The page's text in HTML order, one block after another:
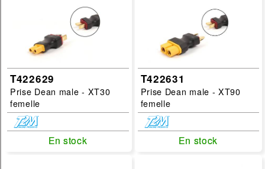
T422629
Prise Dean male - XT30
femelle
En stock
En stock
T422631
Prise Dean male - XT90
femelle
En stock
En stock